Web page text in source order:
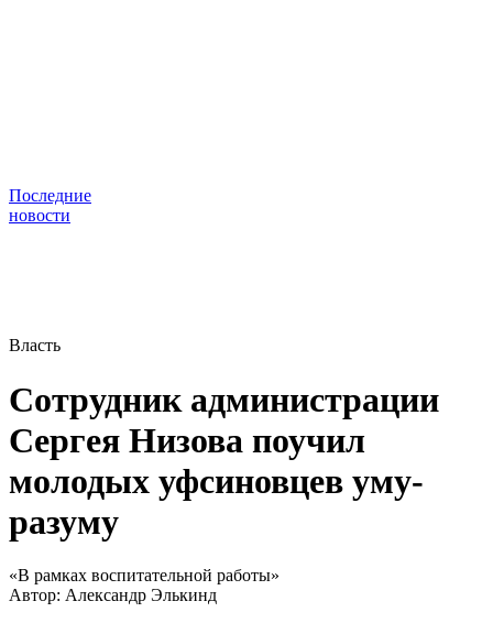
Последние
новости
Власть
Сотрудник администрации
Сергея Низова поучил
молодых уфсиновцев уму-
разуму
«В рамках воспитательной работы»
Автор: Александр Элькинд